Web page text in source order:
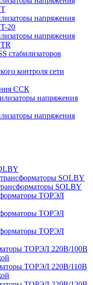
напряжения
20
напряжения
стабилизаторов
контроля сети
ССК
напряжения
напряжения
SOLBY
SOLBY
ТОРЭЛ
ТОРЭЛ
ТОРЭЛ
ТОРЭЛ 220В/100В
ТОРЭЛ 220В/110В